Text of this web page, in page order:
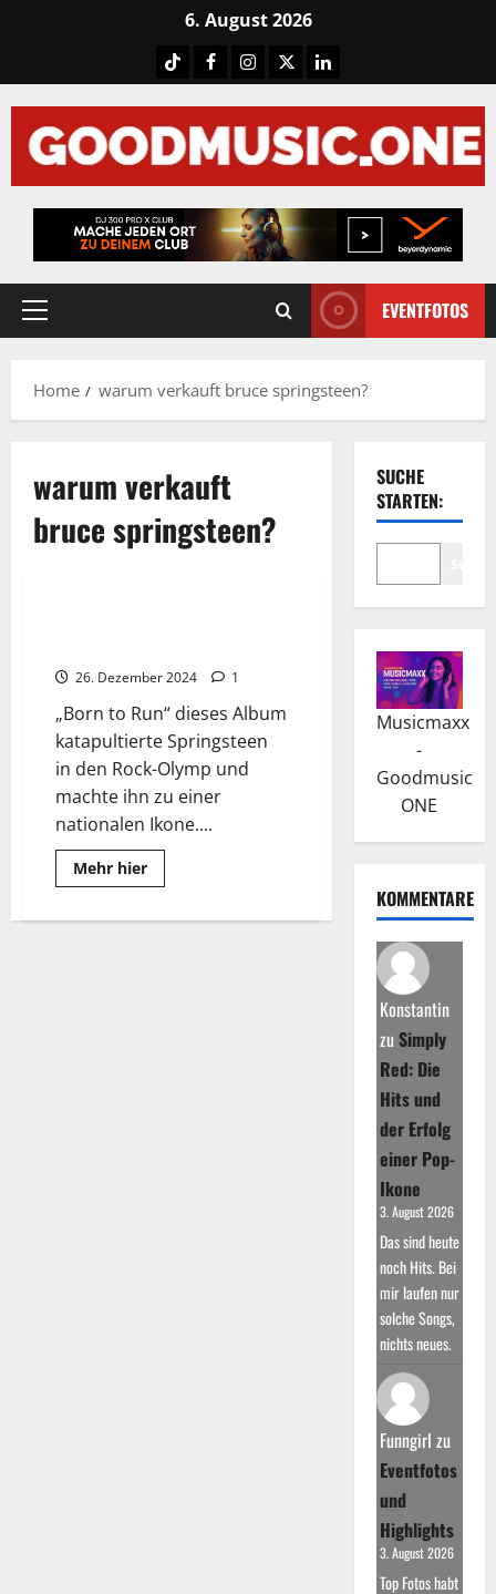
6. August 2026
TiktokFacebook
Instagram
X LinkedIN
Primary
EVENTFOTOS
Home warum verkauft bruce springsteen?
warum verkauft
bruce springsteen?
26. Dezember 2024 1
„Born to Run“ dieses Album
katapultierte Springsteen
in den Rock-Olymp und
machte ihn zu einer
nationalen Ikone....
Mehr hierRead
more
Springsteen:
SUCHE
STARTEN:
Musicmaxx
-
Goodmusic
ONE
KOMMENTARE
Konstantin
zu Simply
Red: Die
Hits und
der Erfolg
einer Pop-
Ikone
3. August 2026
Das sind heute
noch Hits. Bei
mir laufen nur
solche Songs,
nichts neues.
Funngirl zu
Eventfotos
und
Highlights
3. August 2026
Top Fotos habt